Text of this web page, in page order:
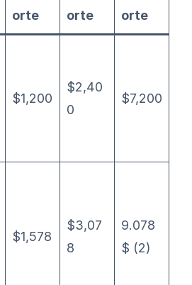
orte
orte
orte
$1,200
$2,40
0
$7,200
$1,578
$3,07
8
9.078
$ (2)